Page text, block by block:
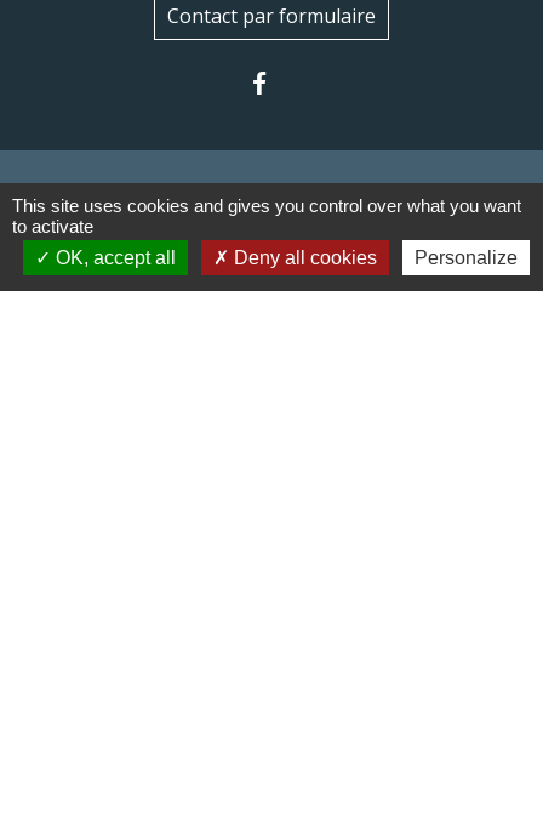
Contact par formulaire
Liens
This site uses cookies and gives you control over what you want
to activate
OK, accept all
Deny all cookies Personalize